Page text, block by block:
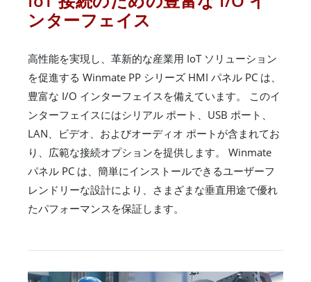
ンターフェイス
高性能を実現し、革新的な産業用 IoT ソリューション
を促進する Winmate PP シリーズ HMI パネル PC は、
豊富な I/O インターフェイスを備えています。 このイ
ンターフェイスにはシリアル ポート、USB ポート、
LAN、ビデオ、およびオーディオ ポートが含まれてお
り、広範な接続オプションを提供します。 Winmate
パネル PC は、簡単にインストールできるユーザーフ
レンドリーな設計により、さまざまな垂直用途で優れ
たパフォーマンスを保証します。